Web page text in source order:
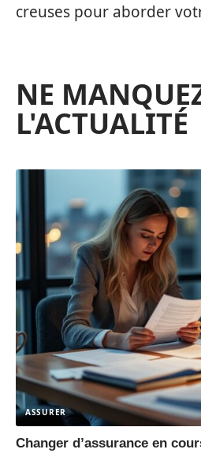
creuses pour aborder
NE
L'ACTUALITÉ
ASSURER
Changer d’assurance en